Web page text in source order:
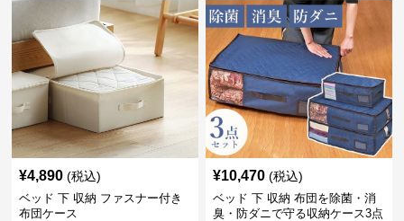
¥4,890 (税込)
ベッド 下 収納 ファスナー付き
布団ケース
¥10,470 (税込)
ベッド 下 収納 布団を除菌・消
臭・防ダニで守る収納ケース3点